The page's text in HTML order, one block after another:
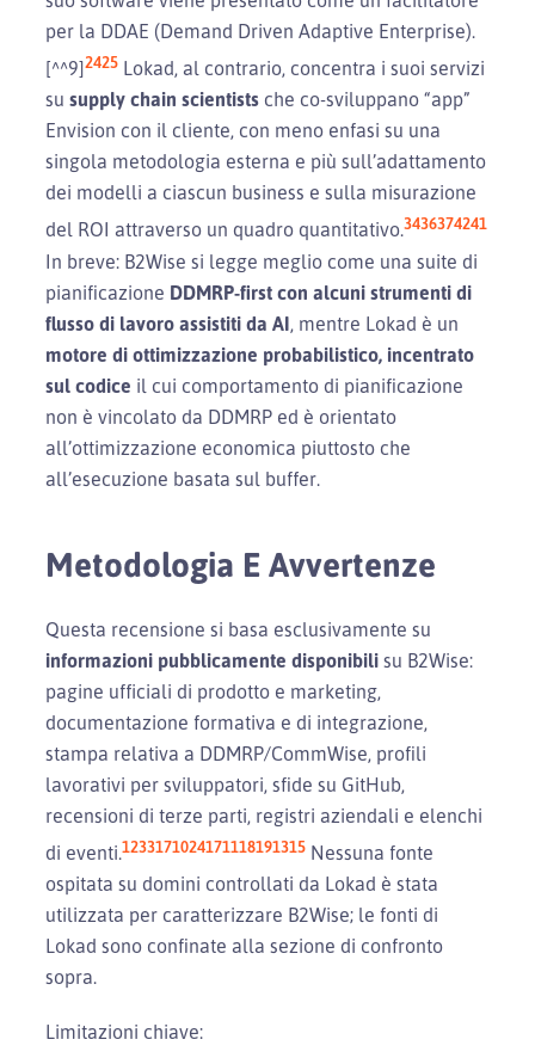
per la DDAE (Demand Driven Adaptive Enterprise).
[^^9]2425 Lokad, al contrario, concentra i suoi servizi
su supply chain scientists che co-sviluppano “app”
Envision con il cliente, con meno enfasi su una
singola metodologia esterna e più sull’adattamento
dei modelli a ciascun business e sulla misurazione
del ROI attraverso un quadro quantitativo.3436374241
In breve: B2Wise si legge meglio come una suite di
pianificazione DDMRP-first con alcuni strumenti di
flusso di lavoro assistiti da AI, mentre Lokad è un
motore di ottimizzazione probabilistico, incentrato
sul codice il cui comportamento di pianificazione
non è vincolato da DDMRP ed è orientato
all’ottimizzazione economica piuttosto che
all’esecuzione basata sul buffer.
Metodologia E Avvertenze
Questa recensione si basa esclusivamente su
informazioni pubblicamente disponibili su B2Wise:
pagine ufficiali di prodotto e marketing,
documentazione formativa e di integrazione,
stampa relativa a DDMRP/CommWise, profili
lavorativi per sviluppatori, sfide su GitHub,
recensioni di terze parti, registri aziendali e elenchi
di eventi.1233171024171118191315 Nessuna fonte
ospitata su domini controllati da Lokad è stata
utilizzata per caratterizzare B2Wise; le fonti di
Lokad sono confinate alla sezione di confronto
sopra.
Limitazioni chiave: